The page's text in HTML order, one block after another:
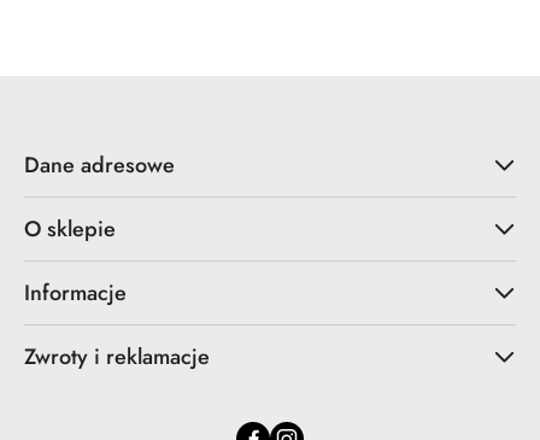
Dane adresowe
O sklepie
Informacje
Zwroty i reklamacje